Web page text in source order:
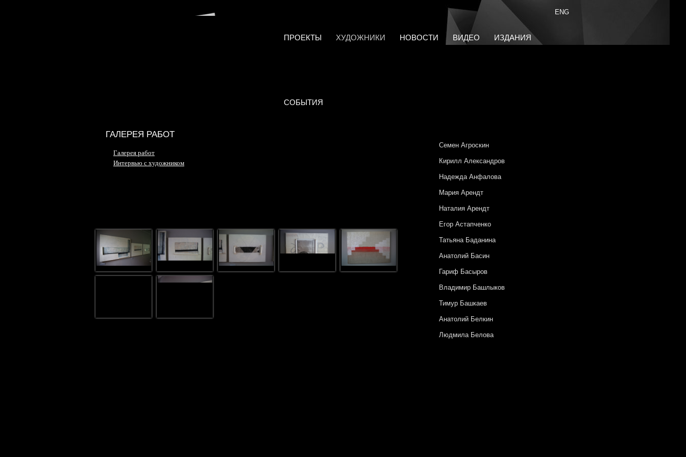
ENG
ПРОЕКТЫ ХУДОЖНИКИ НОВОСТИ ВИДЕО ИЗДАНИЯ
СОБЫТИЯ
ГАЛЕРЕЯ РАБОТ
Галерея работ
Интервью с художником
Семен Агроскин
Кирилл Александров
Надежда Анфалова
Мария Арендт
Наталия Арендт
Егор Астапченко
Татьяна Баданина
Анатолий Басин
Гариф Басыров
Владимир Башлыков
Тимур Башкаев
Анатолий Белкин
Людмила Белова